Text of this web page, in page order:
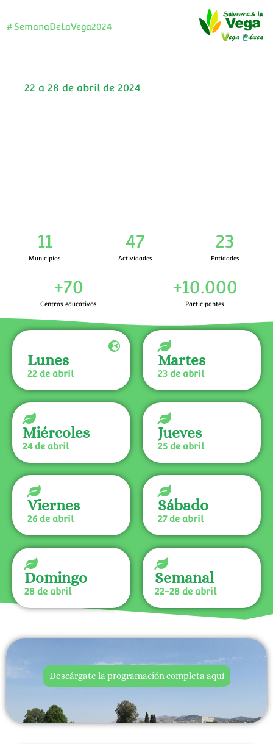
#SemanaDeLaVega2024
22 a 28 de abril de 2024
Municipios
11
Actividades
47
Entidades
23
Centros educativos
+70
Participantes
+10.000
Lunes
22 de abril
Martes
23 de abril
Miércoles
24 de abril
Jueves
25 de abril
Viernes
26 de abril
Sábado
27 de abril
Domingo
28 de abril
Semanal
22-28 de abril
Descárgate la programación completa aquí